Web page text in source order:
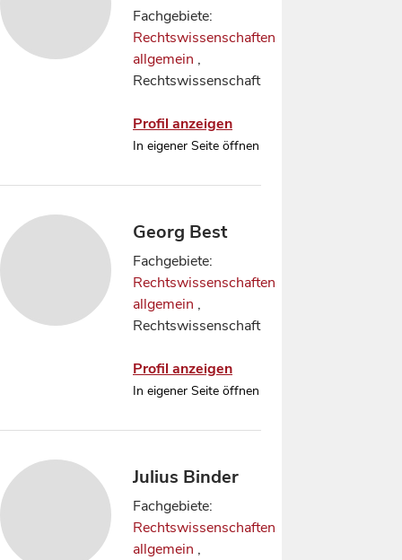
Fachgebiete:
Rechtswissenschaften
allgemein ,
Rechtswissenschaft
Profil anzeigen
In eigener Seite öffnen
Georg Best
Fachgebiete:
Rechtswissenschaften
allgemein ,
Rechtswissenschaft
Profil anzeigen
In eigener Seite öffnen
Julius Binder
Fachgebiete:
Rechtswissenschaften
allgemein ,